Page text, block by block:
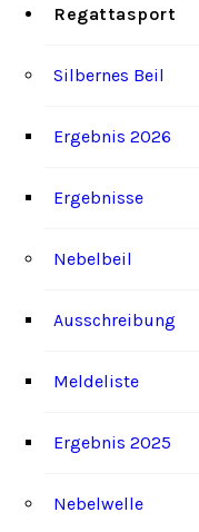
Regattasport
Silbernes Beil
Ergebnis 2026
Ergebnisse
Nebelbeil
Ausschreibung
Meldeliste
Ergebnis 2025
Nebelwelle